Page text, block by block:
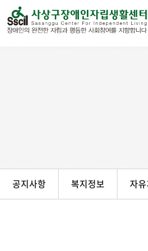
본문 바로가기
공지사항 복지정보 자